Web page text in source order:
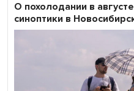
О похолодании в
синоптики в